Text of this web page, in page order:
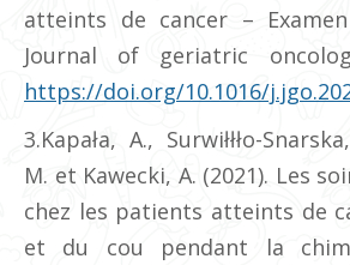
atteints de cancer –
Journal of geriatric
https://doi.org/10.1016/
3.Kapała, A., Surwiłłło-
M. et Kawecki, A. (2021). Les
chez les patients atteints de
et du cou pendant la